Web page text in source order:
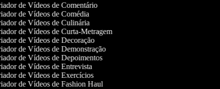
de Vídeos de Comentário
de Vídeos de Comédia
de Vídeos de Culinária
de Vídeos de Curta-Metragem
de Vídeos de Decoração
de Vídeos de Demonstração
de Vídeos de Depoimentos
de Vídeos de Entrevista
de Vídeos de Exercícios
de Vídeos de Fashion Haul